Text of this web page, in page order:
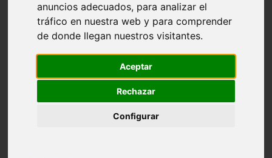
anuncios adecuados, para analizar el
tráfico en nuestra web y para comprender
de donde llegan nuestros visitantes.
Aceptar
Rechazar
Configurar
Córdoba - almedinilla
Navarra - zangoza
Cantabria - arenas-de-iguña
Barcelona - la-pobla-de-lillet
Murcia - cartagena
Madrid - nuevo-baztán